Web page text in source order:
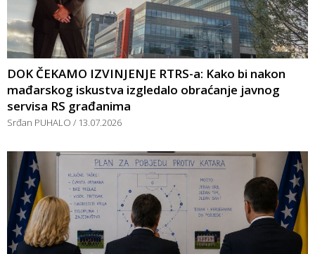
DOK ČEKAMO IZVINJENJE RTRS-a: Kako bi nakon
mađarskog iskustva izgledalo obraćanje javnog
servisa RS građanima
Srđan PUHALO 13.07.2026